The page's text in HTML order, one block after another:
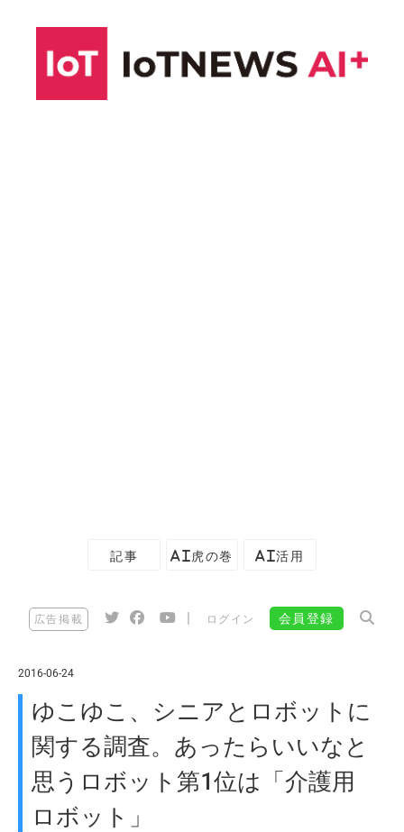
記事 AI虎の巻 AI活用
広告掲載 ログイン 会員登録
2016-06-24
ゆこゆこ、シニアとロボットに
関する調査。あったらいいなと
思うロボット第1位は「介護用
ロボット」